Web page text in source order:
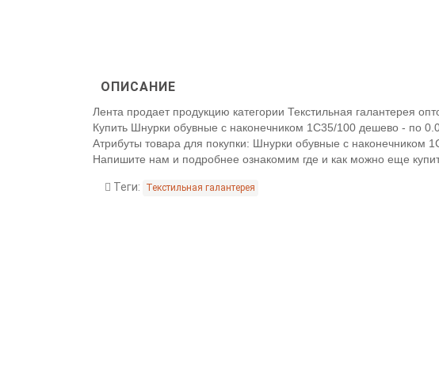
ОПИСАНИЕ
Лента продает продукцию категории Текстильная галантерея
Купить Шнурки обувные с наконечником 1С35/100 дешево - по
Атрибуты товара для покупки: Шнурки обувные с наконечником
Напишите нам и подробнее ознакомим где и как можно еще
Теги: Текстильная галантерея